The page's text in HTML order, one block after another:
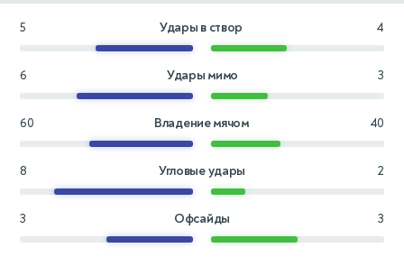
5 Удары в створ 4
6 Удары мимо 3
60 Владение мячом 40
8 Угловые удары 2
3 Офсайды 3